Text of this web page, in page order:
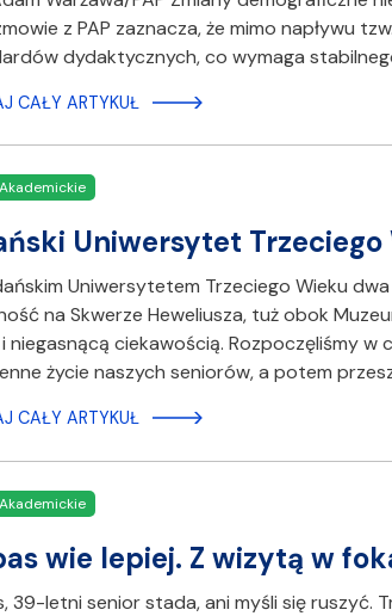
z PAP zaznacza, że mimo napływu
dydaktycznych, co wymaga
CAŁY ARTYKUŁ
Uniwersytet
Uniwersytetem Trzeciego Wieku
na Skwerze Heweliusza, tuż obok
niegasnącą ciekawością. Rozpoczęliśmy
życie naszych seniorów, a potem
CAŁY ARTYKUŁ
wie lepiej. Z wizytą w
39-letni senior stada, ani myśli się ruszyć.